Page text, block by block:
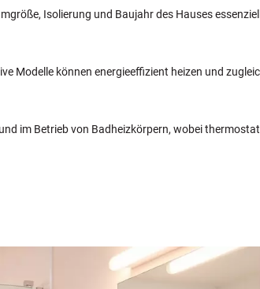
Isolierung und Baujahr des Hauses
Modelle können energieeffizient heizen und
im Betrieb von Badheizkörpern, wobei